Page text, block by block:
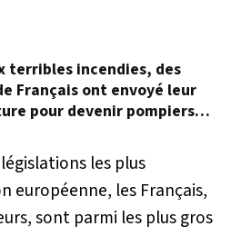
terribles incendies, des
Français ont envoyé leur
pour devenir pompiers
les plus
européenne, les Français,
sont parmi les plus gros